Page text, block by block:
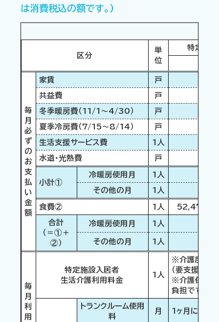
は消費税込の額です。)
区分
単
位
特定施
毎
月
必
ず
の
お
支
払
い
金
額
家賃
戸
共益費
戸
冬季暖房費（11/1～4/30）
戸
夏季冷房費（7/15～8/14）
戸
生活支援サービス費
1人
水道・光熱費
戸
小計①
冷暖房使用月
1人
その他の月
1人
食費② 1人
52,470 円
合計
（＝①＋
②）
冷暖房使用月 1人
その他の月 1人
毎
月
利
用
特定施設入居者
生活介護利用料金
1人
※介護度によ
（要支援1～
※介護保険負
負担です
トランクルーム使用
料
月 1ヶ月につき